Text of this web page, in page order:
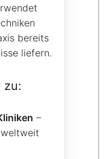
bereits
liefern.
zu:
–